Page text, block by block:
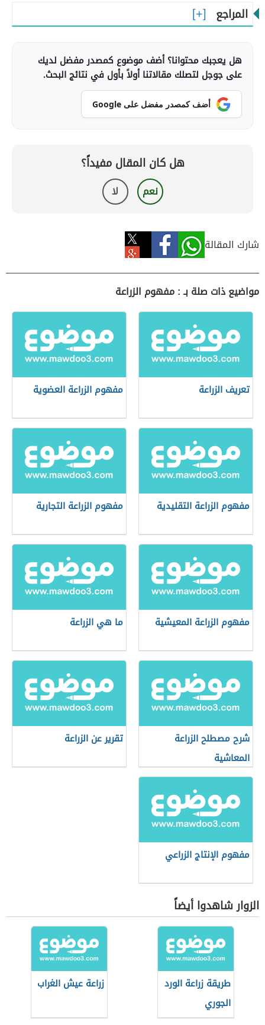
المراجع
هل يعجبك محتوانا؟ أضف موضوع كمصدر مفضل لديك
على جوجل لتصلك مقالاتنا أولاً بأول في نتائج البحث.
أضف كمصدر مفضل على Google
هل كان المقال مفيداً؟
نعم لا
شارك المقالة
مواضيع ذات صلة بـ : مفهوم الزراعة
تعريف الزراعة مفهوم الزراعة العضوية
مفهوم الزراعة التقليدية مفهوم الزراعة التجارية
مفهوم الزراعة المعيشية ما هي الزراعة
شرح مصطلح الزراعة
المعاشية
تقرير عن الزراعة
مفهوم الإنتاج الزراعي
الزوار شاهدوا أيضاً
طريقة زراعة الورد
الجوري
زراعة عيش الغراب